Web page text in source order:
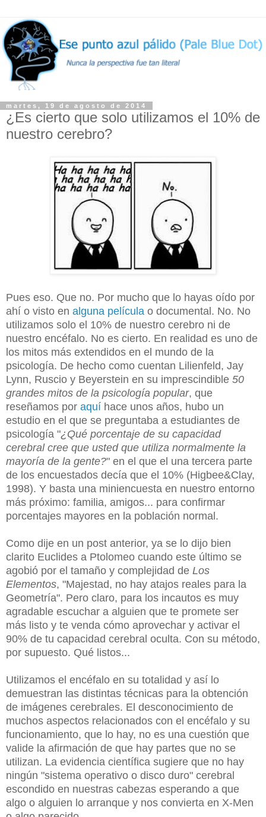
martes, 19 de agosto de 2014
¿Es cierto que solo utilizamos el 10% de
nuestro cerebro?
Pues eso. Que no. Por mucho que lo hayas oído por
ahí o visto en alguna película o documental. No. No
utilizamos solo el 10% de nuestro cerebro ni de
nuestro encéfalo. No es cierto. En realidad es uno de
los mitos más extendidos en el mundo de la
psicología. De hecho como cuentan Lilienfeld, Jay
Lynn, Ruscio y Beyerstein en su imprescindible 50
grandes mitos de la psicología popular, que
reseñamos por aquí hace unos años, hubo un
estudio en el que se preguntaba a estudiantes de
psicología "¿Qué porcentaje de su capacidad
cerebral cree que usted que utiliza normalmente la
mayoría de la gente?" en el que el una tercera parte
de los encuestados decía que el 10% (Higbee&Clay,
1998). Y basta una miniencuesta en nuestro entorno
más próximo: familia, amigos... para confirmar
porcentajes mayores en la población normal.
Como dije en un post anterior, ya se lo dijo bien
clarito Euclides a Ptolomeo cuando este último se
agobió por el tamaño y complejidad de Los
Elementos, "Majestad, no hay atajos reales para la
Geometría". Pero claro, para los incautos es muy
agradable escuchar a alguien que te promete ser
más listo y te venda cómo aprovechar y activar el
90% de tu capacidad cerebral oculta. Con su método,
por supuesto. Qué listos...
Utilizamos el encéfalo en su totalidad y así lo
demuestran las distintas técnicas para la obtención
de imágenes cerebrales. El desconocimiento de
muchos aspectos relacionados con el encéfalo y su
funcionamiento, que lo hay, no es una cuestión que
valide la afirmación de que hay partes que no se
utilizan. La evidencia científica sugiere que no hay
ningún "sistema operativo o disco duro" cerebral
escondido en nuestras cabezas esperando a que
algo o alguien lo arranque y nos convierta en X-Men